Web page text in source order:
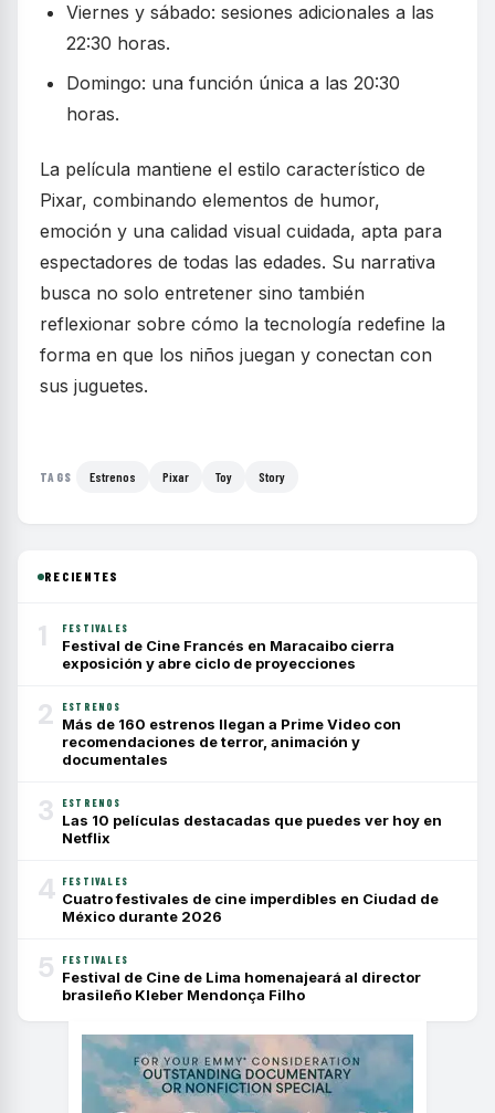
Viernes y sábado: sesiones adicionales a las
22:30 horas.
Domingo: una función única a las 20:30
horas.
La película mantiene el estilo característico de
Pixar, combinando elementos de humor,
emoción y una calidad visual cuidada, apta para
espectadores de todas las edades. Su narrativa
busca no solo entretener sino también
reflexionar sobre cómo la tecnología redefine la
forma en que los niños juegan y conectan con
sus juguetes.
TAGS Estrenos Pixar Toy Story
RECIENTES
1 FESTIVALES
Festival de Cine Francés en Maracaibo cierra
exposición y abre ciclo de proyecciones
2 ESTRENOS
Más de 160 estrenos llegan a Prime Video con
recomendaciones de terror, animación y
documentales
3 ESTRENOS
Las 10 películas destacadas que puedes ver hoy en
Netflix
4 FESTIVALES
Cuatro festivales de cine imperdibles en Ciudad de
México durante 2026
5 FESTIVALES
Festival de Cine de Lima homenajeará al director
brasileño Kleber Mendonça Filho